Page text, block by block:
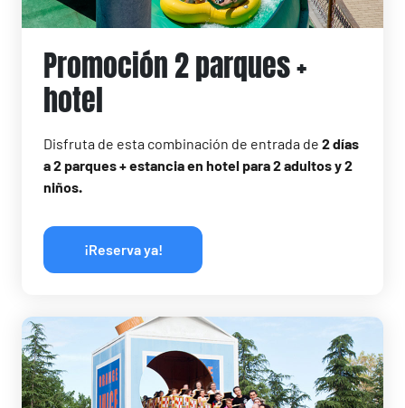
Promoción 2 parques +
hotel
Disfruta de esta combinación de entrada de 2 días
a 2 parques + estancia en hotel para 2 adultos y 2
niños.
¡Reserva ya!